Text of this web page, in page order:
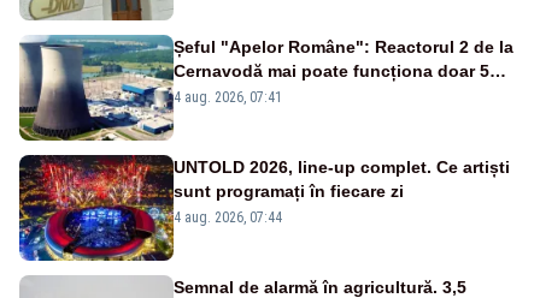
Șeful "Apelor Române": Reactorul 2 de la
Cernavodă mai poate funcționa doar 5
zile
4 aug. 2026, 07:41
UNTOLD 2026, line-up complet. Ce artiști
sunt programați în fiecare zi
4 aug. 2026, 07:44
Semnal de alarmă în agricultură. 3,5